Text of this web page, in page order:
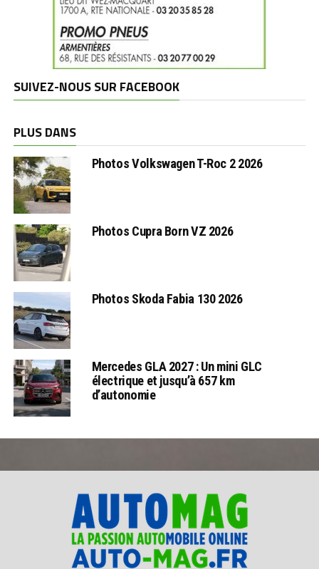
SUIVEZ-NOUS SUR FACEBOOK
PLUS DANS
Photos Volkswagen T-Roc 2 2026
Photos Cupra Born VZ 2026
Photos Skoda Fabia 130 2026
Mercedes GLA 2027 : Un mini GLC
électrique et jusqu’à 657 km
d’autonomie